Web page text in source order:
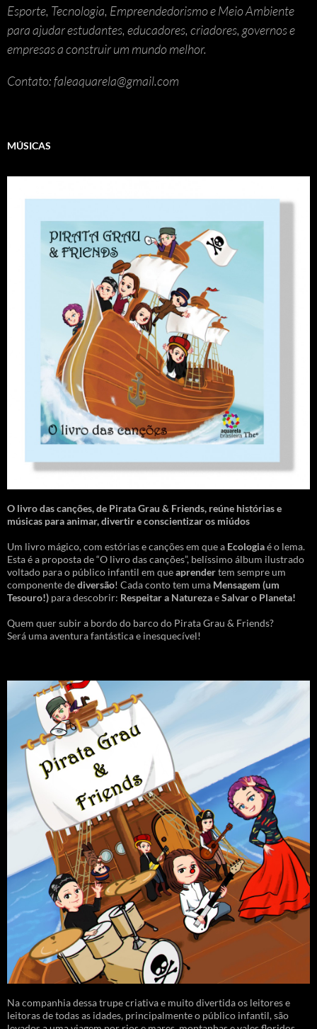
Esporte, Tecnologia, Empreendedorismo e Meio Ambiente
para ajudar estudantes, educadores, criadores, governos e
empresas a construir um mundo melhor.
Contato: faleaquarela@gmail.com
MÚSICAS
O livro das canções,de Pirata Grau & Friends, reúne histórias e
músicas para animar, divertir e conscientizar os miúdos
Um livro mágico, com estórias e canções em que a Ecologiaé o lema.
Esta é a proposta de “O livro das canções”, belíssimo álbum ilustrado
voltado para o público infantil em queaprendertem sempre um
componente dediversão! Cada conto tem uma Mensagem (um
Tesouro!) para descobrir: Respeitar a NaturezaeSalvar o Planeta!
Quem quer subir a bordo do barco do Pirata Grau & Friends?
Será uma aventura fantástica e inesquecível!
Na companhia dessa trupe criativa e muito divertida os leitores e
leitoras de todas as idades, principalmente o público infantil, são